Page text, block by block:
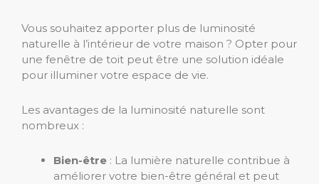
Vous souhaitez apporter plus de luminosité
naturelle à l’intérieur de votre maison ? Opter pour
une fenêtre de toit peut être une solution idéale
pour illuminer votre espace de vie.
Les avantages de la luminosité naturelle sont
nombreux :
Bien-être : La lumière naturelle contribue à
améliorer votre bien-être général et peut